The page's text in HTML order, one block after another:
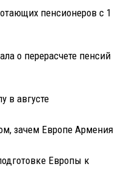
пенсионеров с 1
о перерасчете пенсий
в августе
зачем Европе Армения
Европы к